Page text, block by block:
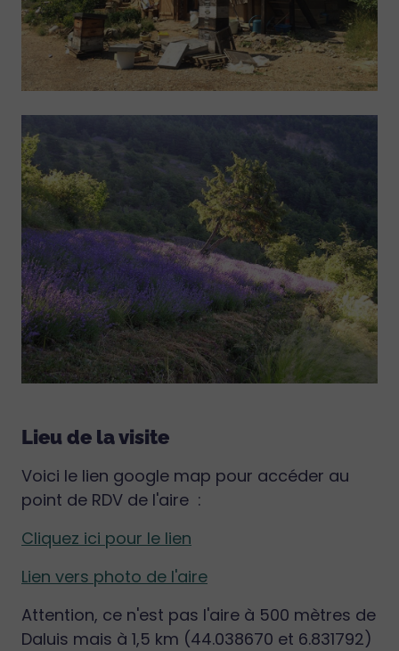
Lieu de la visite
Voici le lien google map pour accéder au
point de RDV de l'aire :
Cliquez ici pour le lien
Lien vers photo de l'aire
Attention, ce n'est pas l'aire à 500 mètres de
Daluis mais à 1,5 km (44.038670 et 6.831792)